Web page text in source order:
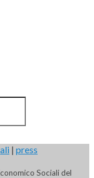
| press
Sociali del